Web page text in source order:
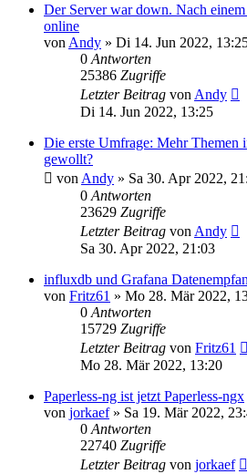
Der Server war down. Nach
online
von Andy » Di 14. Jun 2022,
0 Antworten
25386 Zugriffe
Letzter Beitrag von Andy
Di 14. Jun 2022, 13:25
Die erste Umfrage: Mehr Themen
gewollt?
von Andy » Sa 30. Apr 2022,
0 Antworten
23629 Zugriffe
Letzter Beitrag von Andy
Sa 30. Apr 2022, 21:03
influxdb und Grafana
von Fritz61 » Mo 28. Mär 2022,
0 Antworten
15729 Zugriffe
Letzter Beitrag von Fritz61
Mo 28. Mär 2022, 13:20
Paperless-ng ist jetzt Paperless-ngx
von jorkaef» Sa 19. Mär 2022,
0 Antworten
22740 Zugriffe
Letzter Beitrag von jorkaef